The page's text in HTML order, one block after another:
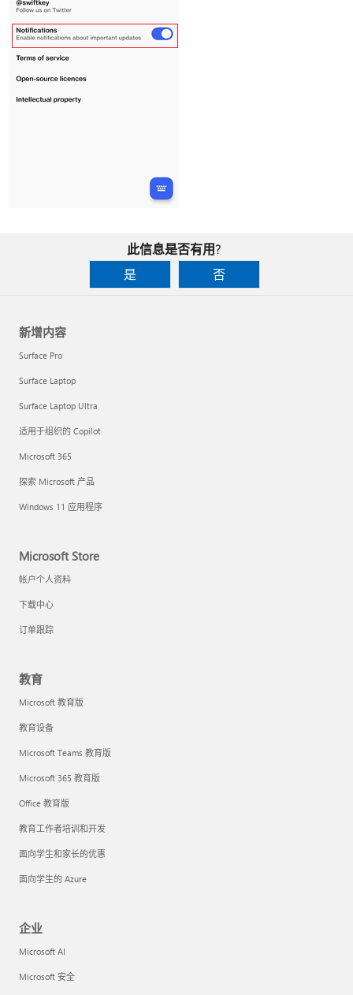
此信息是否有用?
是
否
新增内容
Surface Pro
Surface Laptop
Surface Laptop Ultra
适用于组织的 Copilot
Microsoft 365
探索 Microsoft 产品
Windows 11 应用程序
Microsoft Store
帐户个人资料
下载中心
订单跟踪
教育
Microsoft 教育版
教育设备
Microsoft Teams 教育版
Microsoft 365 教育版
Office 教育版
教育工作者培训和开发
面向学生和家长的优惠
面向学生的 Azure
企业
Microsoft AI
Microsoft 安全